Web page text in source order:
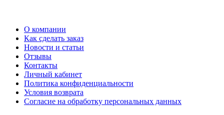
О компании
Как сделать заказ
Новости и статьи
Отзывы
Контакты
Личный кабинет
Политика конфиденциальности
Условия возврата
Согласие на обработку персональных данных